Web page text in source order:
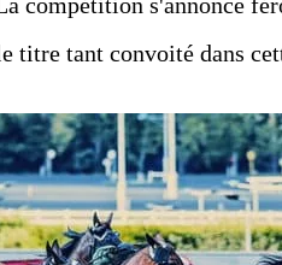
titre tant convoité dans